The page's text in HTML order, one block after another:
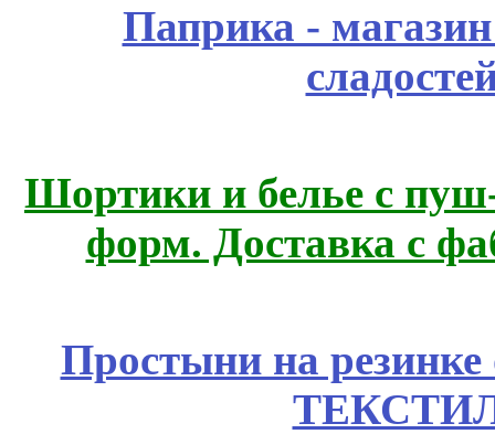
Паприка -
Шортики и белье с
форм. Доставка с
Простыни на